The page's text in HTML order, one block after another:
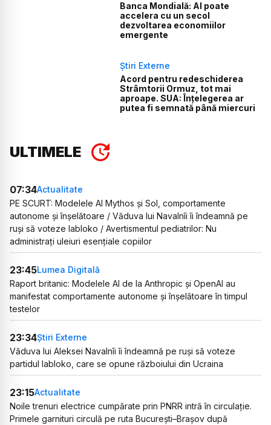
Banca Mondială: AI poate
accelera cu un secol
dezvoltarea economiilor
emergente
Știri Externe
Acord pentru redeschiderea
Strâmtorii Ormuz, tot mai
aproape. SUA: Înțelegerea ar
putea fi semnată până miercuri
ULTIMELE
07:34Actualitate
PE SCURT: Modelele AI Mythos și Sol, comportamente
autonome și înșelătoare / Văduva lui Navalnîi îi îndeamnă pe
ruși să voteze Iabloko / Avertismentul pediatrilor: Nu
administrați uleiuri esențiale copiilor
23:45Lumea Digitală
Raport britanic: Modelele AI de la Anthropic și OpenAI au
manifestat comportamente autonome și înșelătoare în timpul
testelor
23:34Știri Externe
Văduva lui Aleksei Navalnîi îi îndeamnă pe ruși să voteze
partidul Iabloko, care se opune războiului din Ucraina
23:15Actualitate
Noile trenuri electrice cumpărate prin PNRR intră în circulație.
Primele garnituri circulă pe ruta București–Brașov după